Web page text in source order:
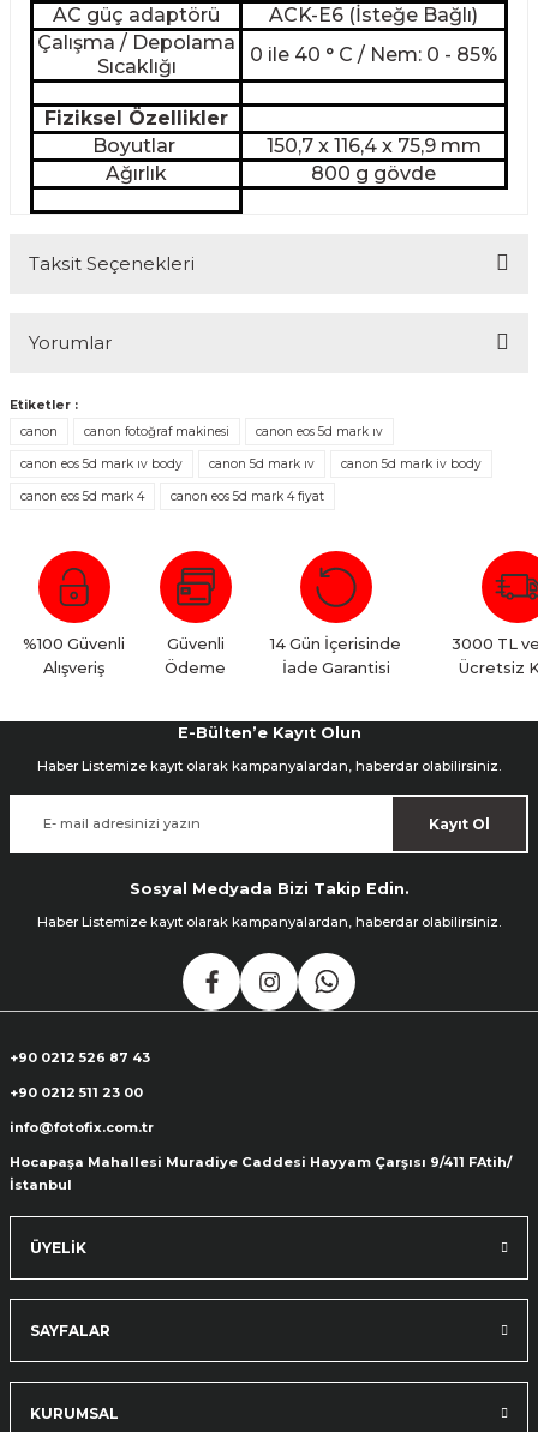
AC güç adaptörü
ACK-E6 (İsteğe Bağlı)
Çalışma / Depolama
Sıcaklığı
0 ile 40 ° C / Nem: 0 - 85%
Fiziksel Özellikler
Boyutlar
150,7 x 116,4 x 75,9 mm
Ağırlık
800 g gövde
Taksit Seçenekleri
Yorumlar
Orjinal
üretimi sıfır kutulu bir makine. Teşekkür ediyorum.
Selçuk KARABIYIK | 06/12/2025
Yorum Yaz
Etiketler :
canon
canon fotoğraf makinesi canon eos 5d mark ıv
canon eos 5d mark ıv body canon 5d mark ıv canon 5d mark iv body
canon eos 5d mark 4 canon eos 5d mark 4 fiyat
%100 Güvenli
Alışveriş
Güvenli
Ödeme
14 Gün İçerisinde
İade Garantisi
3000 TL
Ücretsiz
E-Bülten’e Kayıt Olun
Haber Listemize kayıt olarak kampanyalardan, haberdar olabilirsiniz.
Kayıt Ol
Sosyal Medyada Bizi Takip Edin.
Haber Listemize kayıt olarak kampanyalardan, haberdar olabilirsiniz.
+90 0212 526 87 43
+90 0212 511 23 00
info@fotofix.com.tr
Hocapaşa Mahallesi Muradiye Caddesi Hayyam Çarşısı 9/411 FAtih/
İstanbul
ÜYELİK
SAYFALAR
KURUMSAL